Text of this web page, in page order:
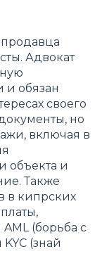
Адвокат
и обязан
своего
но
включая в
объекта и
Также
в кипрских
(борьба с
(знай